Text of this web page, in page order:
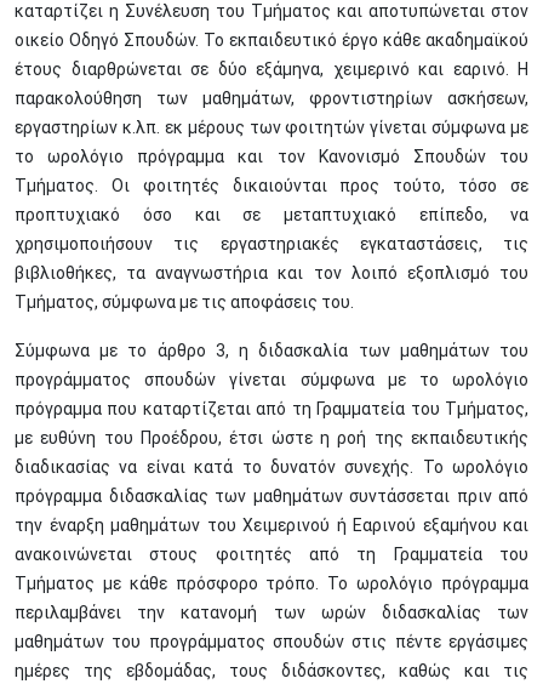
καταρτίζει η Συνέλευση του Τμήματος και αποτυπώνεται στον
οικείο Οδηγό Σπουδών. Το εκπαιδευτικό έργο κάθε ακαδημαϊκού
έτους διαρθρώνεται σε δύο εξάμηνα, χειμερινό και εαρινό. Η
παρακολούθηση των μαθημάτων, φροντιστηρίων ασκήσεων,
εργαστηρίων κ.λπ. εκ μέρους των φοιτητών γίνεται σύμφωνα με
το ωρολόγιο πρόγραμμα και τον Κανονισμό Σπουδών του
Τμήματος. Οι φοιτητές δικαιούνται προς τούτο, τόσο σε
προπτυχιακό όσο και σε μεταπτυχιακό επίπεδο, να
χρησιμοποιήσουν τις εργαστηριακές εγκαταστάσεις, τις
βιβλιοθήκες, τα αναγνωστήρια και τον λοιπό εξοπλισμό του
Τμήματος, σύμφωνα με τις αποφάσεις του.
Σύμφωνα με το άρθρο 3, η διδασκαλία των μαθημάτων του
προγράμματος σπουδών γίνεται σύμφωνα με το ωρολόγιο
πρόγραμμα που καταρτίζεται από τη Γραμματεία του Τμήματος,
με ευθύνη του Προέδρου, έτσι ώστε η ροή της εκπαιδευτικής
διαδικασίας να είναι κατά το δυνατόν συνεχής. Το ωρολόγιο
πρόγραμμα διδασκαλίας των μαθημάτων συντάσσεται πριν από
την έναρξη μαθημάτων του Χειμερινού ή Εαρινού εξαμήνου και
ανακοινώνεται στους φοιτητές από τη Γραμματεία του
Τμήματος με κάθε πρόσφορο τρόπο. Το ωρολόγιο πρόγραμμα
περιλαμβάνει την κατανομή των ωρών διδασκαλίας των
μαθημάτων του προγράμματος σπουδών στις πέντε εργάσιμες
ημέρες της εβδομάδας, τους διδάσκοντες, καθώς και τις